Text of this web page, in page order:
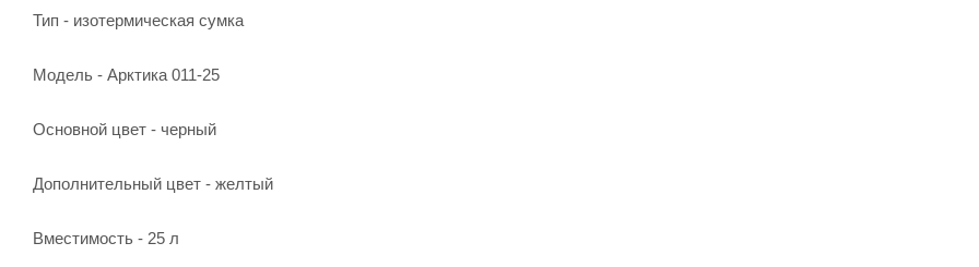
Тип - изотермическая сумка
Модель - Арктика 011-25
Основной цвет - черный
Дополнительный цвет - желтый
Вместимость - 25 л